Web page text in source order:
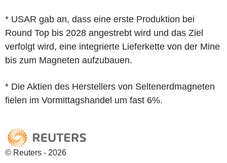
* USAR gab an, dass eine erste Produktion bei
Round Top bis 2028 angestrebt wird und das Ziel
verfolgt wird, eine integrierte Lieferkette von der Mine
bis zum Magneten aufzubauen.
* Die Aktien des Herstellers von Seltenerdmagneten
fielen im Vormittagshandel um fast 6%.
© Reuters - 2026